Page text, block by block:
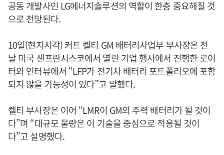
공동 개발사인 LG에너지솔루션의 역할이 한층 중요해질 것
으로 전망된다.
10일(현지시각) 커트 켈티 GM 배터리사업부 부사장은 전
날 미국 샌프란시스코에서 열린 기업 행사에서 진행한 로이
터와 인터뷰에서 “LFP가 전기차 배터리 포트폴리오에 포함
되지 않을 가능성이 있다”고 말했다.
켈티 부사장은 이어 “LMR이 GM의 주력 배터리가 될 것이
다”며 “대규모 물량은 이 기술을 중심으로 적용될 것이
다”고 설명했다.